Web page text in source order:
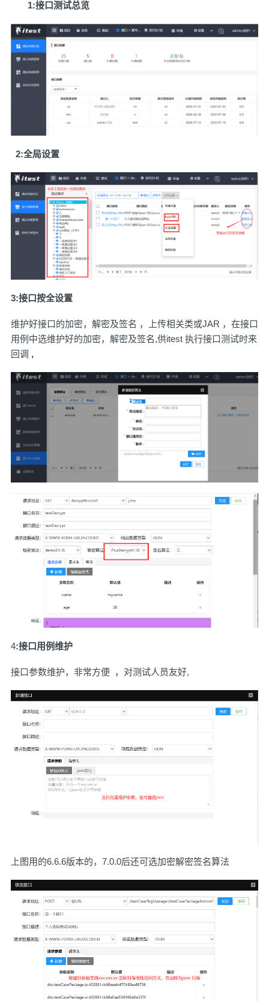
1:接口测试总览
2:全局设置
3:接口按全设置
维护好接口的加密，解密及签名 ，上传相关类或JAR ，在接口
用例中选维护好的加密，解密及签名,供itest 执行接口测试时来
回调 ,
4:接口用例维护
接口参数维护，非常方便 ，对测试人员友好,
上图用的6.6.6版本的，7.0.0后还可选加密解密签名算法